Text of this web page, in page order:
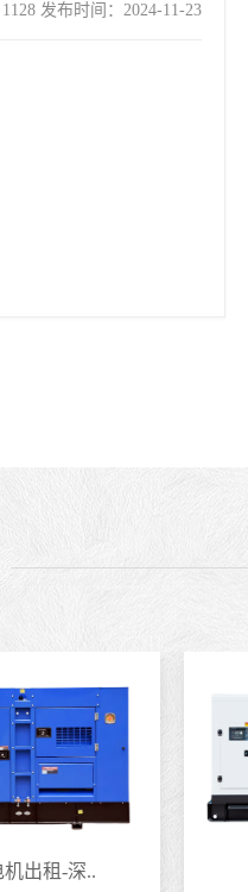
发布时间：2024-11-23
出租-深..